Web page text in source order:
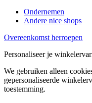
Ondernemen
Andere nice shops
Overeenkomst herroepen
Personaliseer je
We gebruiken alleen
gepersonaliseerde
toestemming.